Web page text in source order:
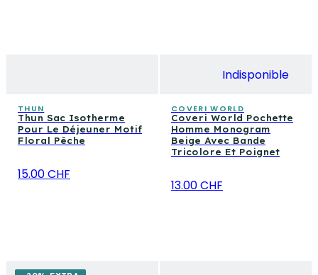
THUN
Thun Sac Isotherme
Pour Le Déjeuner Motif
Floral Pêche
15.00 CHF
Indisponible
COVERI WORLD
Coveri World Pochette
Homme Monogram
Beige Avec Bande
Tricolore Et Poignet
13.00 CHF